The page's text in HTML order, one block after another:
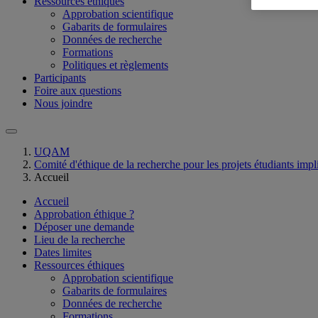
Approbation scientifique
Gabarits de formulaires
Données de recherche
Formations
Politiques et règlements
Participants
Foire aux questions
Nous joindre
UQAM
Comité d'éthique de la recherche pour les projets étudiants
Accueil
Accueil
Approbation éthique ?
Déposer une demande
Lieu de la recherche
Dates limites
Ressources éthiques
Approbation scientifique
Gabarits de formulaires
Données de recherche